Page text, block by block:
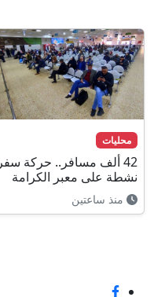
محليات
42 ألف مسافر.. حركة سفر
نشطة على معبر الكرامة
منذ ساعتين